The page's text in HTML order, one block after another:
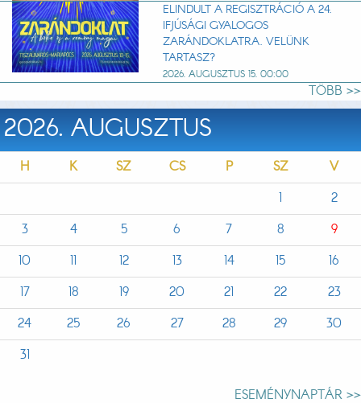
ELINDULT A REGISZTRÁCIÓ A 24.
IFJÚSÁGI GYALOGOS
ZARÁNDOKLATRA. VELÜNK
TARTASZ?
2026. AUGUSZTUS 15. 00:00
TÖBB >>
2026. AUGUSZTUS
H K SZ CS P SZ
V
1
2
3
4 5 6 7 8
9
10
11 12 13 14 15
16
17
18 19 20 21 22
23
24
25 26 27 28 29
30
31
ESEMÉNYNAPTÁR >>